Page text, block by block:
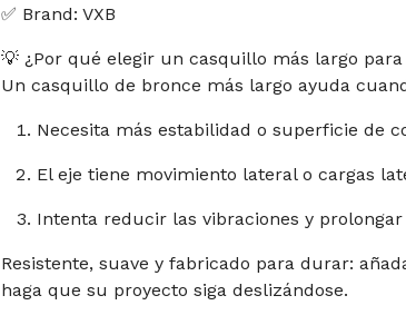
✅ Brand: VXB
💡 ¿Por qué elegir un casquillo más largo
Un casquillo de bronce más largo ayuda
Necesita más estabilidad o superficie de
El eje tiene movimiento lateral o cargas
Intenta reducir las vibraciones y
Resistente, suave y fabricado para durar:
haga que su proyecto siga deslizándose.